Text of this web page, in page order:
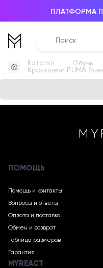
ПЛАТФОРМА
Каталог Обувь
Кроссовки PUMA
ПОМОЩЬ
Помощь и контакты
Вопросы и ответы
Оплата и доставка
Обмен и возврат
Таблица размеров
Гарантия
MYREACT